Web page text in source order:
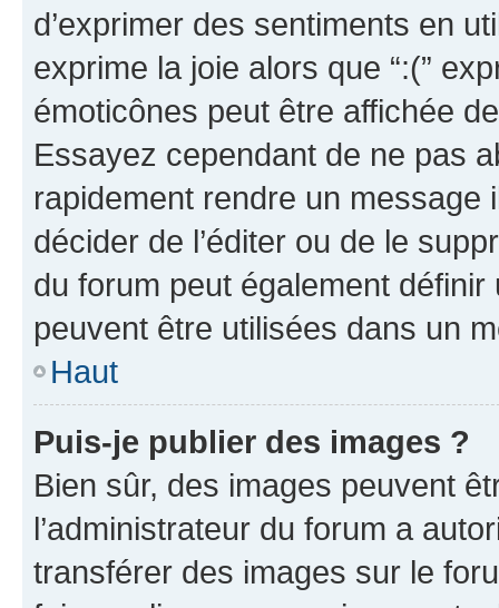
d’exprimer des sentiments en
exprime la joie alors que “:(”
émoticônes peut être affichée
Essayez cependant de ne pas
rapidement rendre un message
décider de l’éditer ou de le
du forum peut également définir
peuvent être utilisées dans un
Haut
Puis-je publier des images ?
Bien sûr, des images peuvent
l’administrateur du forum a
transférer des images sur le